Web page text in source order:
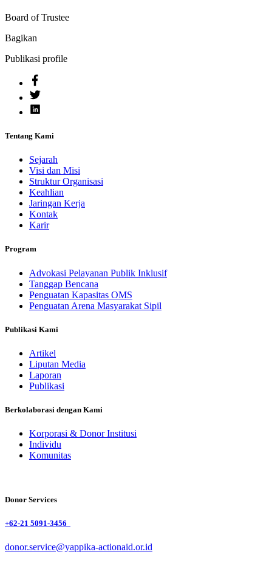
Board of Trustee
Bagikan
Publikasi profile
Tentang Kami
Sejarah
Visi dan Misi
Struktur Organisasi
Keahlian
Jaringan Kerja
Kontak
Karir
Program
Advokasi Pelayanan Publik Inklusif
Tanggap Bencana
Penguatan Kapasitas OMS
Penguatan Arena Masyarakat Sipil
Publikasi Kami
Artikel
Liputan Media
Laporan
Publikasi
Berkolaborasi dengan Kami
Korporasi & Donor Institusi
Individu
Komunitas
Donor Services
+62-21 5091-3456
donor.service@yappika-actionaid.or.id